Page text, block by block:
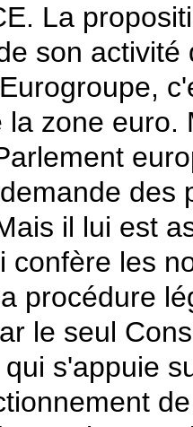
La
son
la zone
des
il lui est
confère les
procédure
le seul
s'appuie